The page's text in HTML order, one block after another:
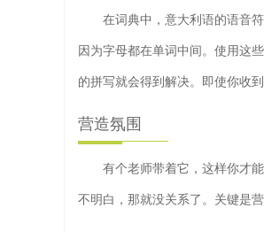
在词典中，意大利语的语音符
因为字母都在单词中间。使用这
的拼写就会得到解决。即使你收
营造氛围
有个老师带着它，这样你才能
不明白，那就没关系了。关键是